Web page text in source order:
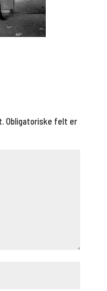
Obligatoriske felt er